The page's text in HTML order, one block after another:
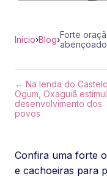
Início›Blog›Forte
abençoado
← Na lenda do
Ogum, Oxaguiã
desenvolvimento dos
povos
Confira uma forte
e cachoeiras para